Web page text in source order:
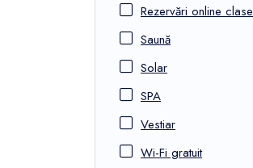
Rezervări online clase
Saună
Solar
SPA
Vestiar
Wi-Fi gratuit